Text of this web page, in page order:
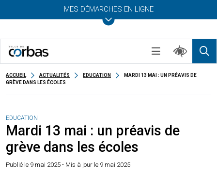
MES DÉMARCHES EN LIGNE
ACCUEIL ACTUALITÉS EDUCATION
MARDI 13 MAI : UN PRÉAVIS DE
GRÈVE DANS LES ÉCOLES
EDUCATION
Mardi 13 mai : un préavis de
grève dans les écoles
Publié le 9 mai 2025 - Mis à jour le 9 mai 2025